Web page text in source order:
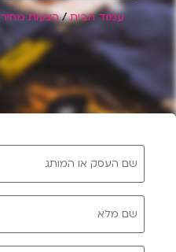
עמוד הבית/הצעות מחיר
שם
העסק
המותג
שם
מלא
(חובה)